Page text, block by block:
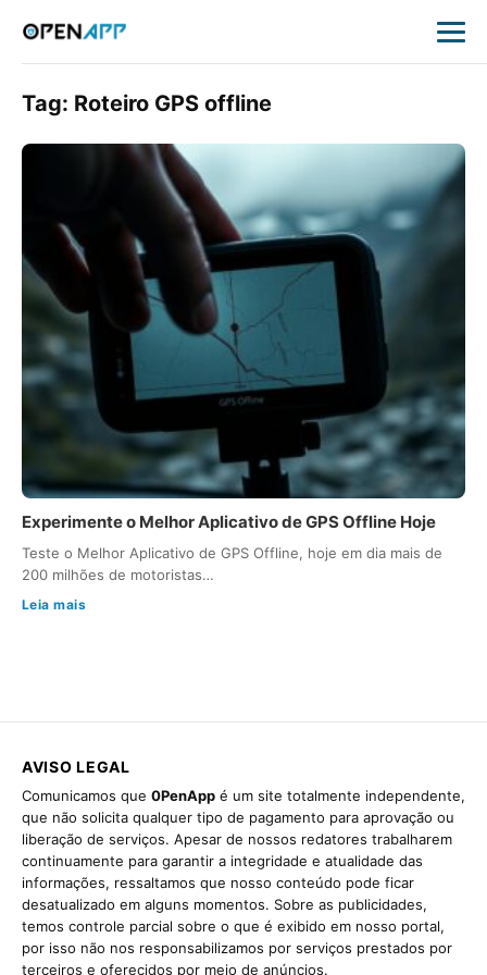
Tag: Roteiro GPS offline
Experimente o Melhor Aplicativo de GPS Offline Hoje
Teste o Melhor Aplicativo de GPS Offline, hoje em dia mais de
200 milhões de motoristas…
Leia mais
AVISO LEGAL
Comunicamos que 0PenApp é um site totalmente independente,
que não solicita qualquer tipo de pagamento para aprovação ou
liberação de serviços. Apesar de nossos redatores trabalharem
continuamente para garantir a integridade e atualidade das
informações, ressaltamos que nosso conteúdo pode ficar
desatualizado em alguns momentos. Sobre as publicidades,
temos controle parcial sobre o que é exibido em nosso portal,
por isso não nos responsabilizamos por serviços prestados por
terceiros e oferecidos por meio de anúncios.